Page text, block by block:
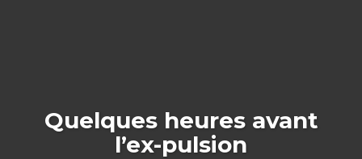
Quelques heures avant
l’ex-pulsion